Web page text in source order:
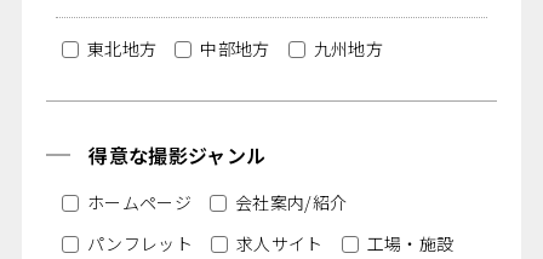
東北地方 中部地方 九州地方
得意な撮影ジャンル
ホームページ
会社案内/紹介
パンフレット
求人サイト
工場・施設